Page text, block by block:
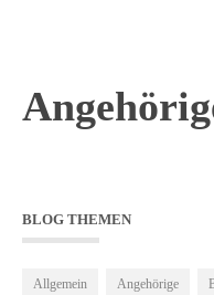
BLOG THEMEN
Allgemein Angehörige